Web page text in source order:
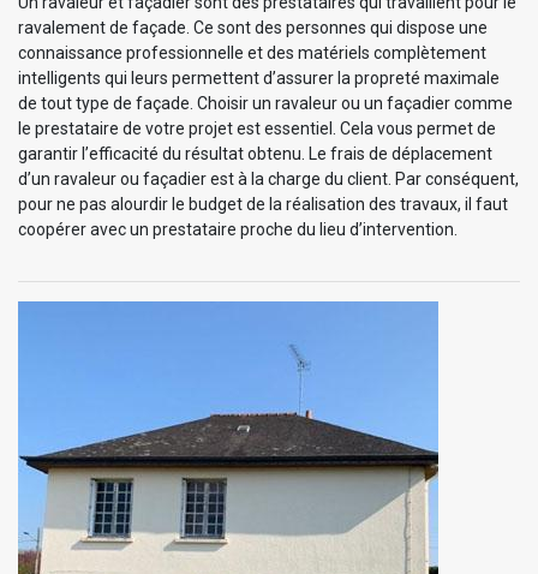
ravalement de façade. Ce sont des personnes qui dispose une
connaissance professionnelle et des matériels complètement
intelligents qui leurs permettent d’assurer la propreté maximale
de tout type de façade. Choisir un ravaleur ou un façadier comme
le prestataire de votre projet est essentiel. Cela vous permet de
garantir l’efficacité du résultat obtenu. Le frais de déplacement
d’un ravaleur ou façadier est à la charge du client. Par conséquent,
pour ne pas alourdir le budget de la réalisation des travaux, il faut
coopérer avec un prestataire proche du lieu d’intervention.